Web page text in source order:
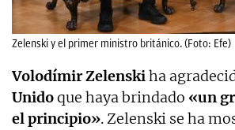
Zelenski y el primer ministro británico. (Foto: Efe)
Volodímir Zelenskiha
Unidoque haya brindado «un
el principio». Zelenski se ha